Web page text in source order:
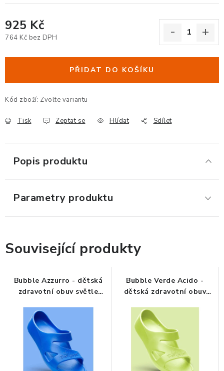
ERGONOMICKÉ PRODUKTY
BEDERNÍ A KRČNÍ OPĚRKY
PODLOŽKY POD NOHY
PODLOŽKY POD MYŠ A ZÁPĚSTÍ
DRŽÁKY LCD MONITORŮ A TV
STOJANY POD NOTEBOOK
ORGANIZACE KABELŮ
LED STOLNÍ LAMPY
KANCELÁŘSKÉ POTŘEBY
ZÁSUVKOVÉ BOXY
925 Kč
764 Kč bez DPH
PŘIDAT DO KOŠÍKU
Kód zboží: Zvolte variantu
Tisk Zeptat se Hlídat Sdílet
Popis produktu
Parametry produktu
Související produkty
Bubble Azzurro - dětská
zdravotní obuv světle
Bubble Verde Acido -
dětská zdravotní obuv